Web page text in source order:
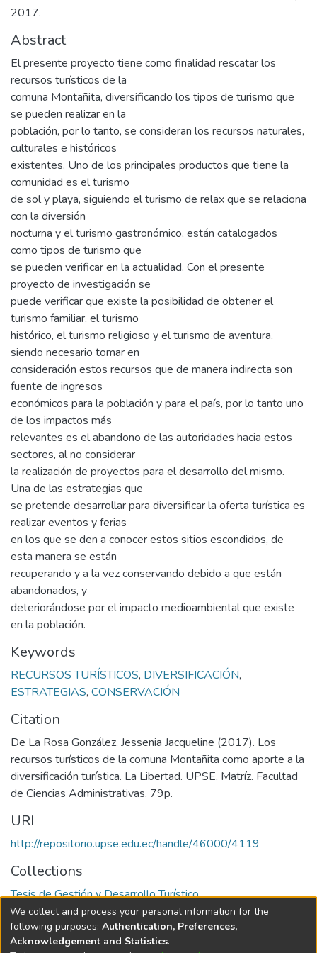
2017.
Abstract
El presente proyecto tiene como finalidad rescatar los
recursos turísticos de la
comuna Montañita, diversificando los tipos de turismo que
se pueden realizar en la
población, por lo tanto, se consideran los recursos naturales,
culturales e históricos
existentes. Uno de los principales productos que tiene la
comunidad es el turismo
de sol y playa, siguiendo el turismo de relax que se relaciona
con la diversión
nocturna y el turismo gastronómico, están catalogados
como tipos de turismo que
se pueden verificar en la actualidad. Con el presente
proyecto de investigación se
puede verificar que existe la posibilidad de obtener el
turismo familiar, el turismo
histórico, el turismo religioso y el turismo de aventura,
siendo necesario tomar en
consideración estos recursos que de manera indirecta son
fuente de ingresos
económicos para la población y para el país, por lo tanto uno
de los impactos más
relevantes es el abandono de las autoridades hacia estos
sectores, al no considerar
la realización de proyectos para el desarrollo del mismo.
Una de las estrategias que
se pretende desarrollar para diversificar la oferta turística es
realizar eventos y ferias
en los que se den a conocer estos sitios escondidos, de
esta manera se están
recuperando y a la vez conservando debido a que están
abandonados, y
deteriorándose por el impacto medioambiental que existe
en la población.
Keywords
RECURSOS TURÍSTICOS, DIVERSIFICACIÓN,
ESTRATEGIAS, CONSERVACIÓN
Citation
De La Rosa González, Jessenia Jacqueline (2017). Los
recursos turísticos de la comuna Montañita como aporte a la
diversificación turística. La Libertad. UPSE, Matríz. Facultad
de Ciencias Administrativas. 79p.
URI
http://repositorio.upse.edu.ec/handle/46000/4119
Collections
Tesis de Gestión y Desarrollo Turístico
Full item page
We collect and process your personal information for the
following purposes: Authentication, Preferences,
Acknowledgement and Statistics.